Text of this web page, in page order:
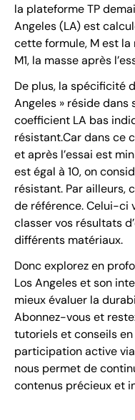
la plateforme TP
Angeles (LA) est
cette formule, M est la
M1, la masse après
De plus, la spécificité
Angeles » réside dans
coefficient LA bas
résistant.Car dans ce
et après l’essai est
est égal à 10, on
résistant. Par ailleurs,
de référence. Celui-ci
classer vos résultats
différents matériaux.
Donc explorez en
Los Angeles et son
mieux évaluer la
Abonnez-vous et
tutoriels et conseils
participation active
nous permet de
contenus précieux et